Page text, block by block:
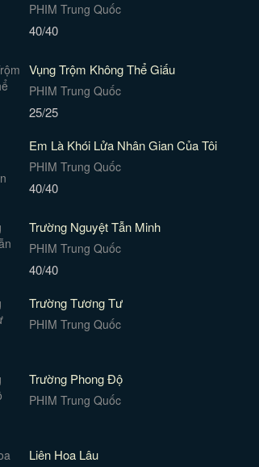
PHIM Trung Quốc
40/40
Vụng Trộm Không Thể Giấu
PHIM Trung Quốc
25/25
Em Là Khói Lửa Nhân Gian Của Tôi
PHIM Trung Quốc
40/40
Trường Nguyệt Tẫn Minh
PHIM Trung Quốc
40/40
Trường Tương Tư
PHIM Trung Quốc
Trường Phong Độ
PHIM Trung Quốc
Liên Hoa Lâu